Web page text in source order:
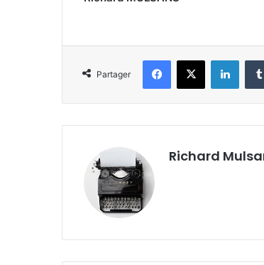
Partager
Richard